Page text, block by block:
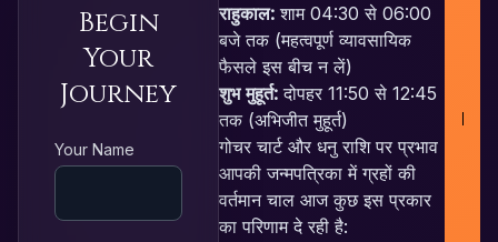
Begin
Your
Journey
Your Name
राहुकाल: शाम 04:30 से 06:00
बजे तक (महत्वपूर्ण व्यावसायिक
फैसले इस बीच न लें)
शुभ मुहूर्त: दोपहर 11:50 से 12:45
तक (अभिजीत मुहूर्त)
गोचर चार्ट और धनु राशि पर प्रभाव
आपकी जन्मपत्रिका में ग्रहों की
वर्तमान चाल आज कुछ इस प्रकार
का परिणाम दे रही है: